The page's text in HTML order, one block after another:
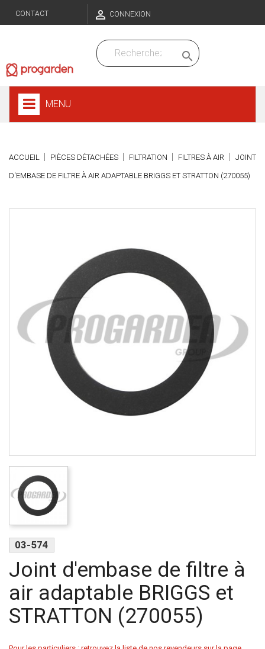
CONTACT  CONNEXION

MENU
ACCUEIL PIÈCES DÉTACHÉES FILTRATION FILTRES À AIR JOINT
D'EMBASE DE FILTRE À AIR ADAPTABLE BRIGGS ET STRATTON (270055)
03-574
Joint d'embase de filtre à
air adaptable BRIGGS et
STRATTON (270055)